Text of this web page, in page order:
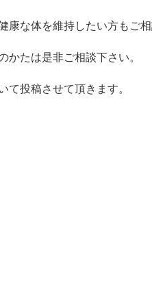
康な体を維持したい方もご相
かたは是非ご相談下さい。
て投稿させて頂きます。